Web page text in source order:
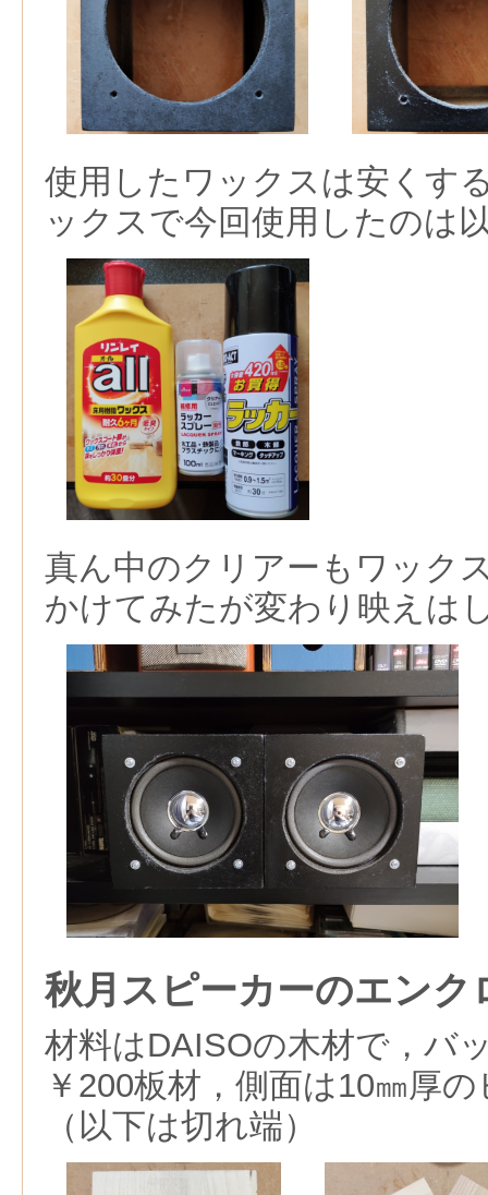
使用したワックスは安くす
ックスで今回使用したのは
真ん中のクリアーもワック
かけてみたが変わり映えは
秋月スピーカーのエンク
材料はDAISOの木材で，バ
￥200板材，側面は10㎜厚
（以下は切れ端）